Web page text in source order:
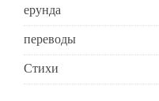
ерунда
переводы
Стихи